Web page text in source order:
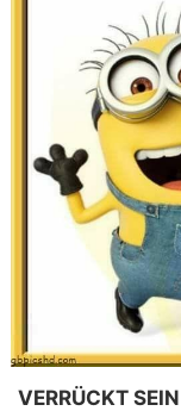
VERRÜCKT